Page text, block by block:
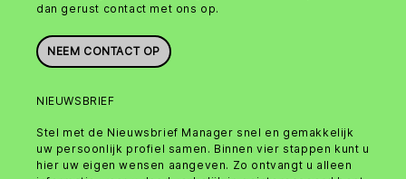
dan gerust contact met ons op.
NEEM CONTACT OP
NIEUWSBRIEF
Stel met de Nieuwsbrief Manager snel en gemakkelijk
uw persoonlijk profiel samen. Binnen vier stappen kunt u
hier uw eigen wensen aangeven. Zo ontvangt u alleen